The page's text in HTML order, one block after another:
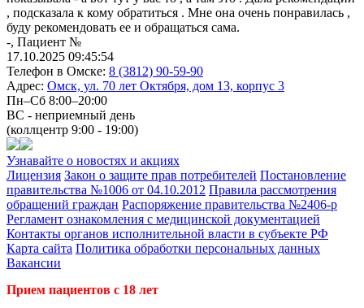
, подсказала к кому обратиться . Мне она очень понравилась ,
буду рекомендовать ее и обращаться сама.
-, Пациент №
17.10.2025 09:45:54
Телефон в Омске: 8 (3812) 90-59-90
Адрес: Омск, ул. 70 лет Октября, дом 13, корпус 3
Пн–Сб 8:00–20:00
ВС - неприемный день
(коллцентр 9:00 - 19:00)
Узнавайте о новостях и акциях
Лицензия Закон о защите прав потребителей Постановление
правительства №1006 от 04.10.2012 Правила рассмотрения
обращений граждан Распоряжение правительства №2406-р
Регламент ознакомления с медицинской документацией
Контакты органов исполнительной власти в субъекте РФ
Карта сайта Политика обработки персональных данных
Вакансии
Прием пациентов с 18 лет